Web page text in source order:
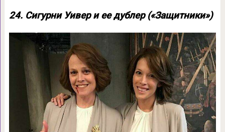
24. Сигурни Уивер и ее дублер («Защитники»)